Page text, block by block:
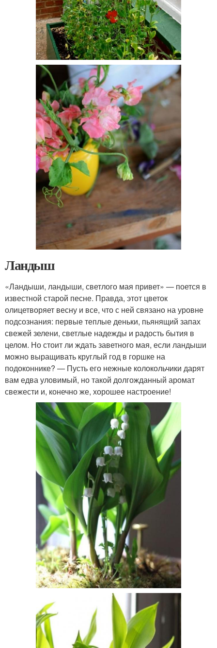
Ландыш
«Ландыши, ландыши, светлого мая привет» — поется в
известной старой песне. Правда, этот цветок
олицетворяет весну и все, что с ней связано на уровне
подсознания: первые теплые деньки, пьянящий запах
свежей зелени, светлые надежды и радость бытия в
целом. Но стоит ли ждать заветного мая, если ландыши
можно выращивать круглый год в горшке на
подоконнике? — Пусть его нежные колокольчики дарят
вам едва уловимый, но такой долгожданный аромат
свежести и, конечно же, хорошее настроение!